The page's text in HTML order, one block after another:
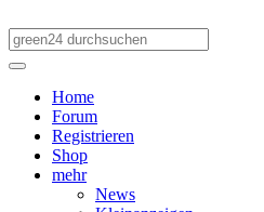
Home
Forum
Registrieren
Shop
mehr
News